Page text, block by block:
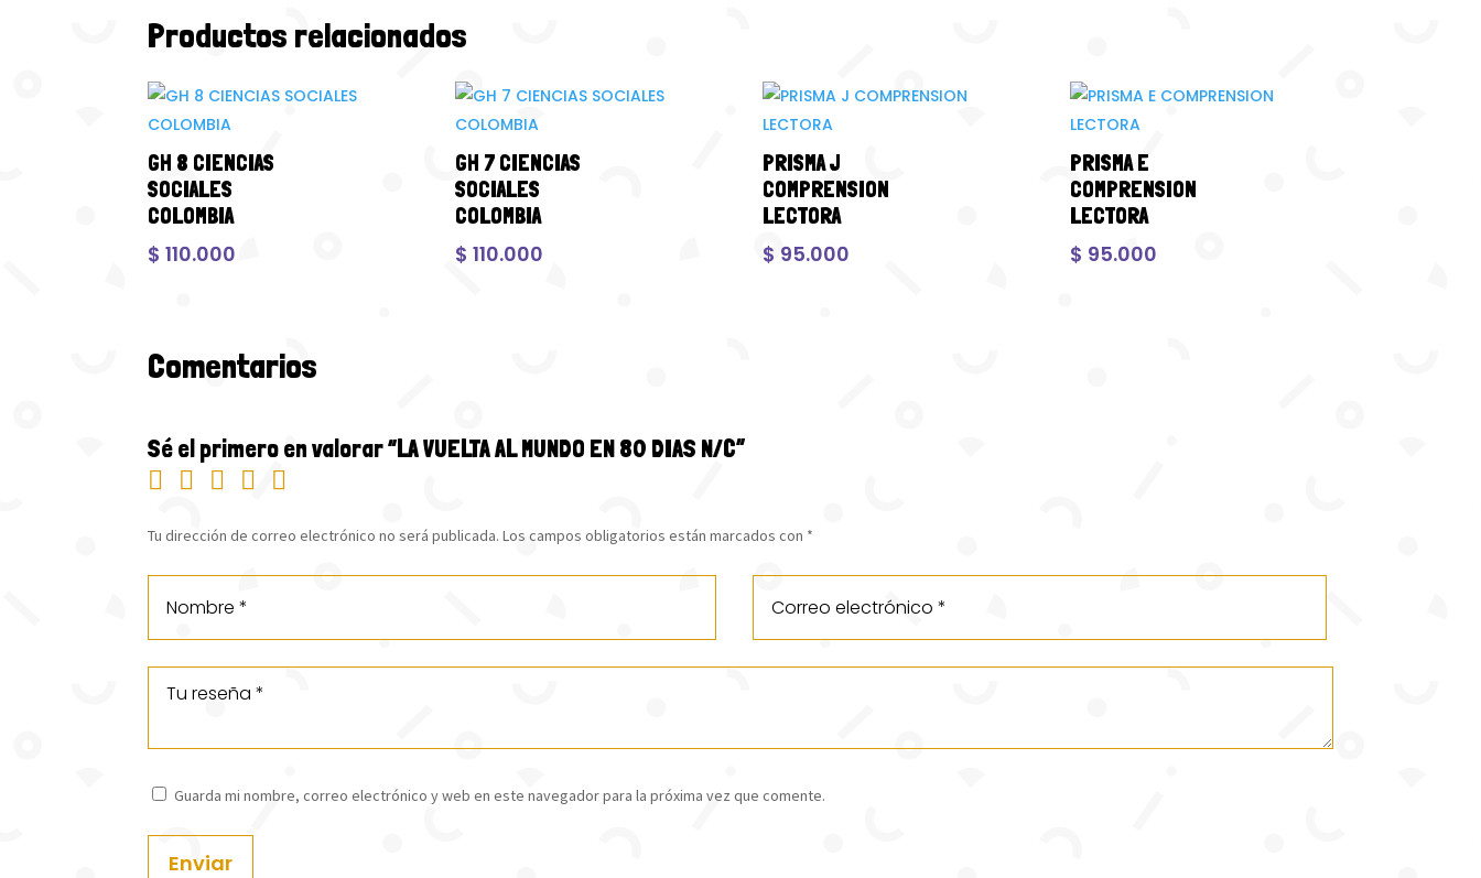
Productos relacionados
GH 8 CIENCIAS
SOCIALES
COLOMBIA
$ 110.000
GH 7 CIENCIAS
SOCIALES
COLOMBIA
$ 110.000
PRISMA J
COMPRENSION
LECTORA
$ 95.000
PRISMA E
COMPRENSION
LECTORA
$ 95.000
Comentarios
Sé el primero en valorar “LA VUELTA AL MUNDO EN 80 DIAS N/C”
Tu dirección de correo electrónico no será publicada. Los campos obligatorios están marcados con *
Guarda mi nombre, correo electrónico y web en este navegador para la próxima vez que comente.
Enviar